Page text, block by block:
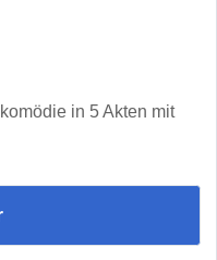
in 5 Akten mit